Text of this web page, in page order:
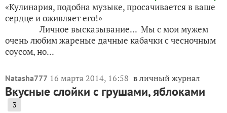
«Кулинария, подобна музыке, просачивается в ваше
сердце и оживляет его!»
Личное высказывание... Мы с мои мужем
очень любим жареные дачные кабачки с чесночным
соусом, но...
Natasha777 16 марта 2014, 16:58 в личный журнал
Вкусные слойки с грушами, яблоками
3